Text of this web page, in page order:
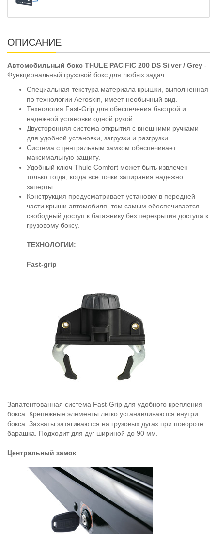
ОПИСАНИЕ
Автомобильный бокс THULE PACIFIC 200 DS Silver / Grey -
Функциональный грузовой бокс для любых задач
Специальная текстура материала крышки, выполненная
по технологии Aeroskin, имеет необычный вид.
Технология Fast-Grip для обеспечения быстрой и
надежной установки одной рукой.
Двусторонняя система открытия с внешними ручками
для удобной установки, загрузки и разгрузки.
Система с центральным замком обеспечивает
максимальную защиту.
Удобный ключ Thule Comfort может быть извлечен
только тогда, когда все точки запирания надежно
заперты.
Конструкция предусматривает установку в передней
части крыши автомобиля, тем самым обеспечивается
свободный доступ к багажнику без перекрытия доступа к
грузовому боксу.
ТЕХНОЛОГИИ:
Fast-grip
Запатентованная система Fast-Grip для удобного крепления
бокса. Крепежные элементы легко устанавливаются внутри
бокса. Захваты затягиваются на грузовых дугах при повороте
барашка. Подходит для дуг шириной до 90 мм.
Центральный замок